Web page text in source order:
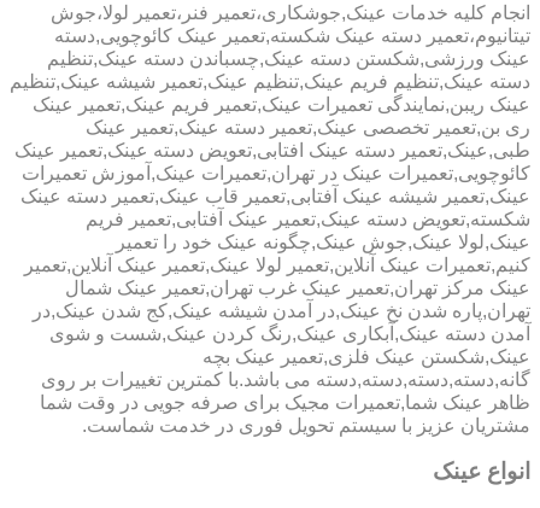
انجام کلیه خدمات عینک,جوشکاری،تعمیر فنر،تعمیر لولا،جوش
تیتانیوم،تعمیر دسته عینک شکسته,تعمیر عینک کائوچویی,دسته
عینک ورزشی,شکستن دسته عینک,چسباندن دسته عینک,تنظیم
دسته عینک,تنظیم فریم عینک,تنظیم عینک,تعمیر شیشه عینک,تنظیم
عینک ریبن,نمایندگی تعمیرات عینک,تعمیر فریم عینک,تعمیر عینک
ری بن,تعمیر تخصصی عینک,تعمیر دسته عینک,تعمیر عینک
طبی,عینک,تعمیر دسته عینک افتابی,تعویض دسته عینک,تعمیر عینک
کائوچویی,تعمیرات عینک در تهران,تعمیرات عینک,آموزش تعمیرات
عینک,تعمیر شیشه عینک آفتابی,تعمیر قاب عینک,تعمیر دسته عینک
شکسته,تعویض دسته عینک,تعمیر عینک آفتابی,تعمیر فریم
عینک,لولا عینک,جوش عینک,چگونه عینک خود را تعمیر
کنیم,تعمیرات عینک آنلاین,تعمیر لولا عینک,تعمیر عینک آنلاین,تعمیر
عینک مرکز تهران,تعمیر عینک غرب تهران,تعمیر عینک شمال
تهران,پاره شدن نخ عینک,در آمدن شیشه عینک,کج شدن عینک,در
آمدن دسته عینک,آبکاری عینک,رنگ کردن عینک,شست و شوی
عینک,شکستن عینک فلزی,تعمیر عینک بچه
گانه,دسته,دسته,دسته,دسته می باشد.با کمترین تغییرات بر روی
ظاهر عینک شما,تعمیرات مجیک برای صرفه جویی در وقت شما
مشتریان عزیز با سیستم تحویل فوری در خدمت شماست.
انواع عینک